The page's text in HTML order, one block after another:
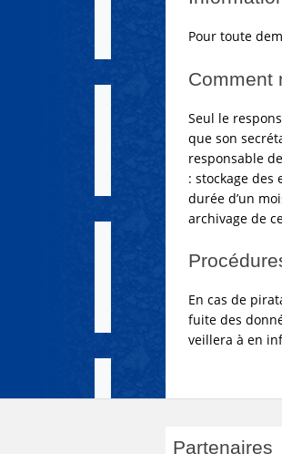
Pour toute
Comment
Seul le
que son
responsable
: stockage des
durée d’un
archivage de
En cas de
fuite des
veillera à en
Partenaires